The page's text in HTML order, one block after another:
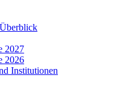
2027
2026
Institutionen